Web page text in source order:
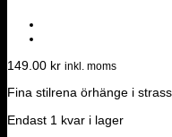
149.00 kr inkl. moms
Fina stilrena örhänge i
Endast 1 kvar i lager